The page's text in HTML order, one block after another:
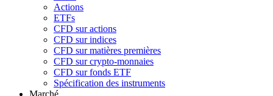
Actions
ETFs
CFD sur actions
CFD sur indices
CFD sur matières premières
CFD sur crypto-monnaies
CFD sur fonds ETF
Spécification des instruments
Marché